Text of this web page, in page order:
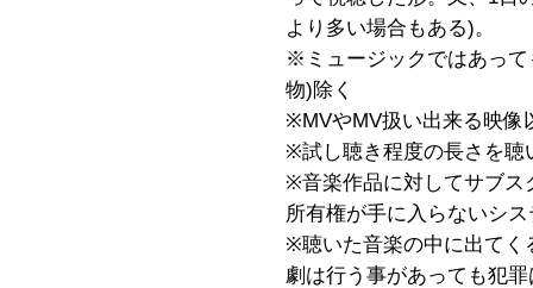
より多い場合もある)。
※ミュージックではあっ
物)除く
※MVやMV扱い出来る映像
※試し聴き程度の長さを聴
※音楽作品に対してサブス
所有権が手に入らないシ
※聴いた音楽の中に出てく
劇は行う事があっても犯